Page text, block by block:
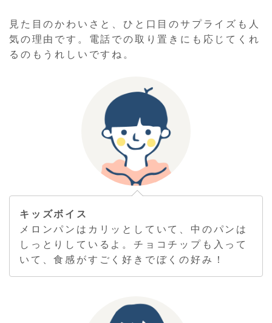
見た目のかわいさと、ひと口目のサプライズも人
気の理由です。電話での取り置きにも応じてくれ
るのもうれしいですね。
キッズボイス
メロンパンはカリッとしていて、中のパンは
しっとりしているよ。チョコチップも入って
いて、食感がすごく好きでぼくの好み！